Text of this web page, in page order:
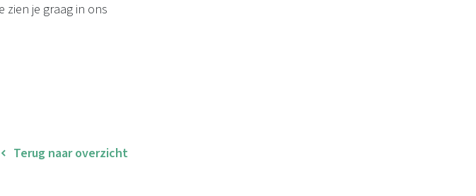
zien je graag in ons
Terug naar overzicht